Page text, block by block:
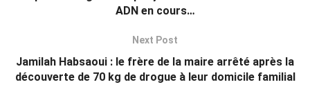
ADN en cours…
Next Post
Jamilah Habsaoui : le frère de la maire arrêté après la
découverte de 70 kg de drogue à leur domicile familial